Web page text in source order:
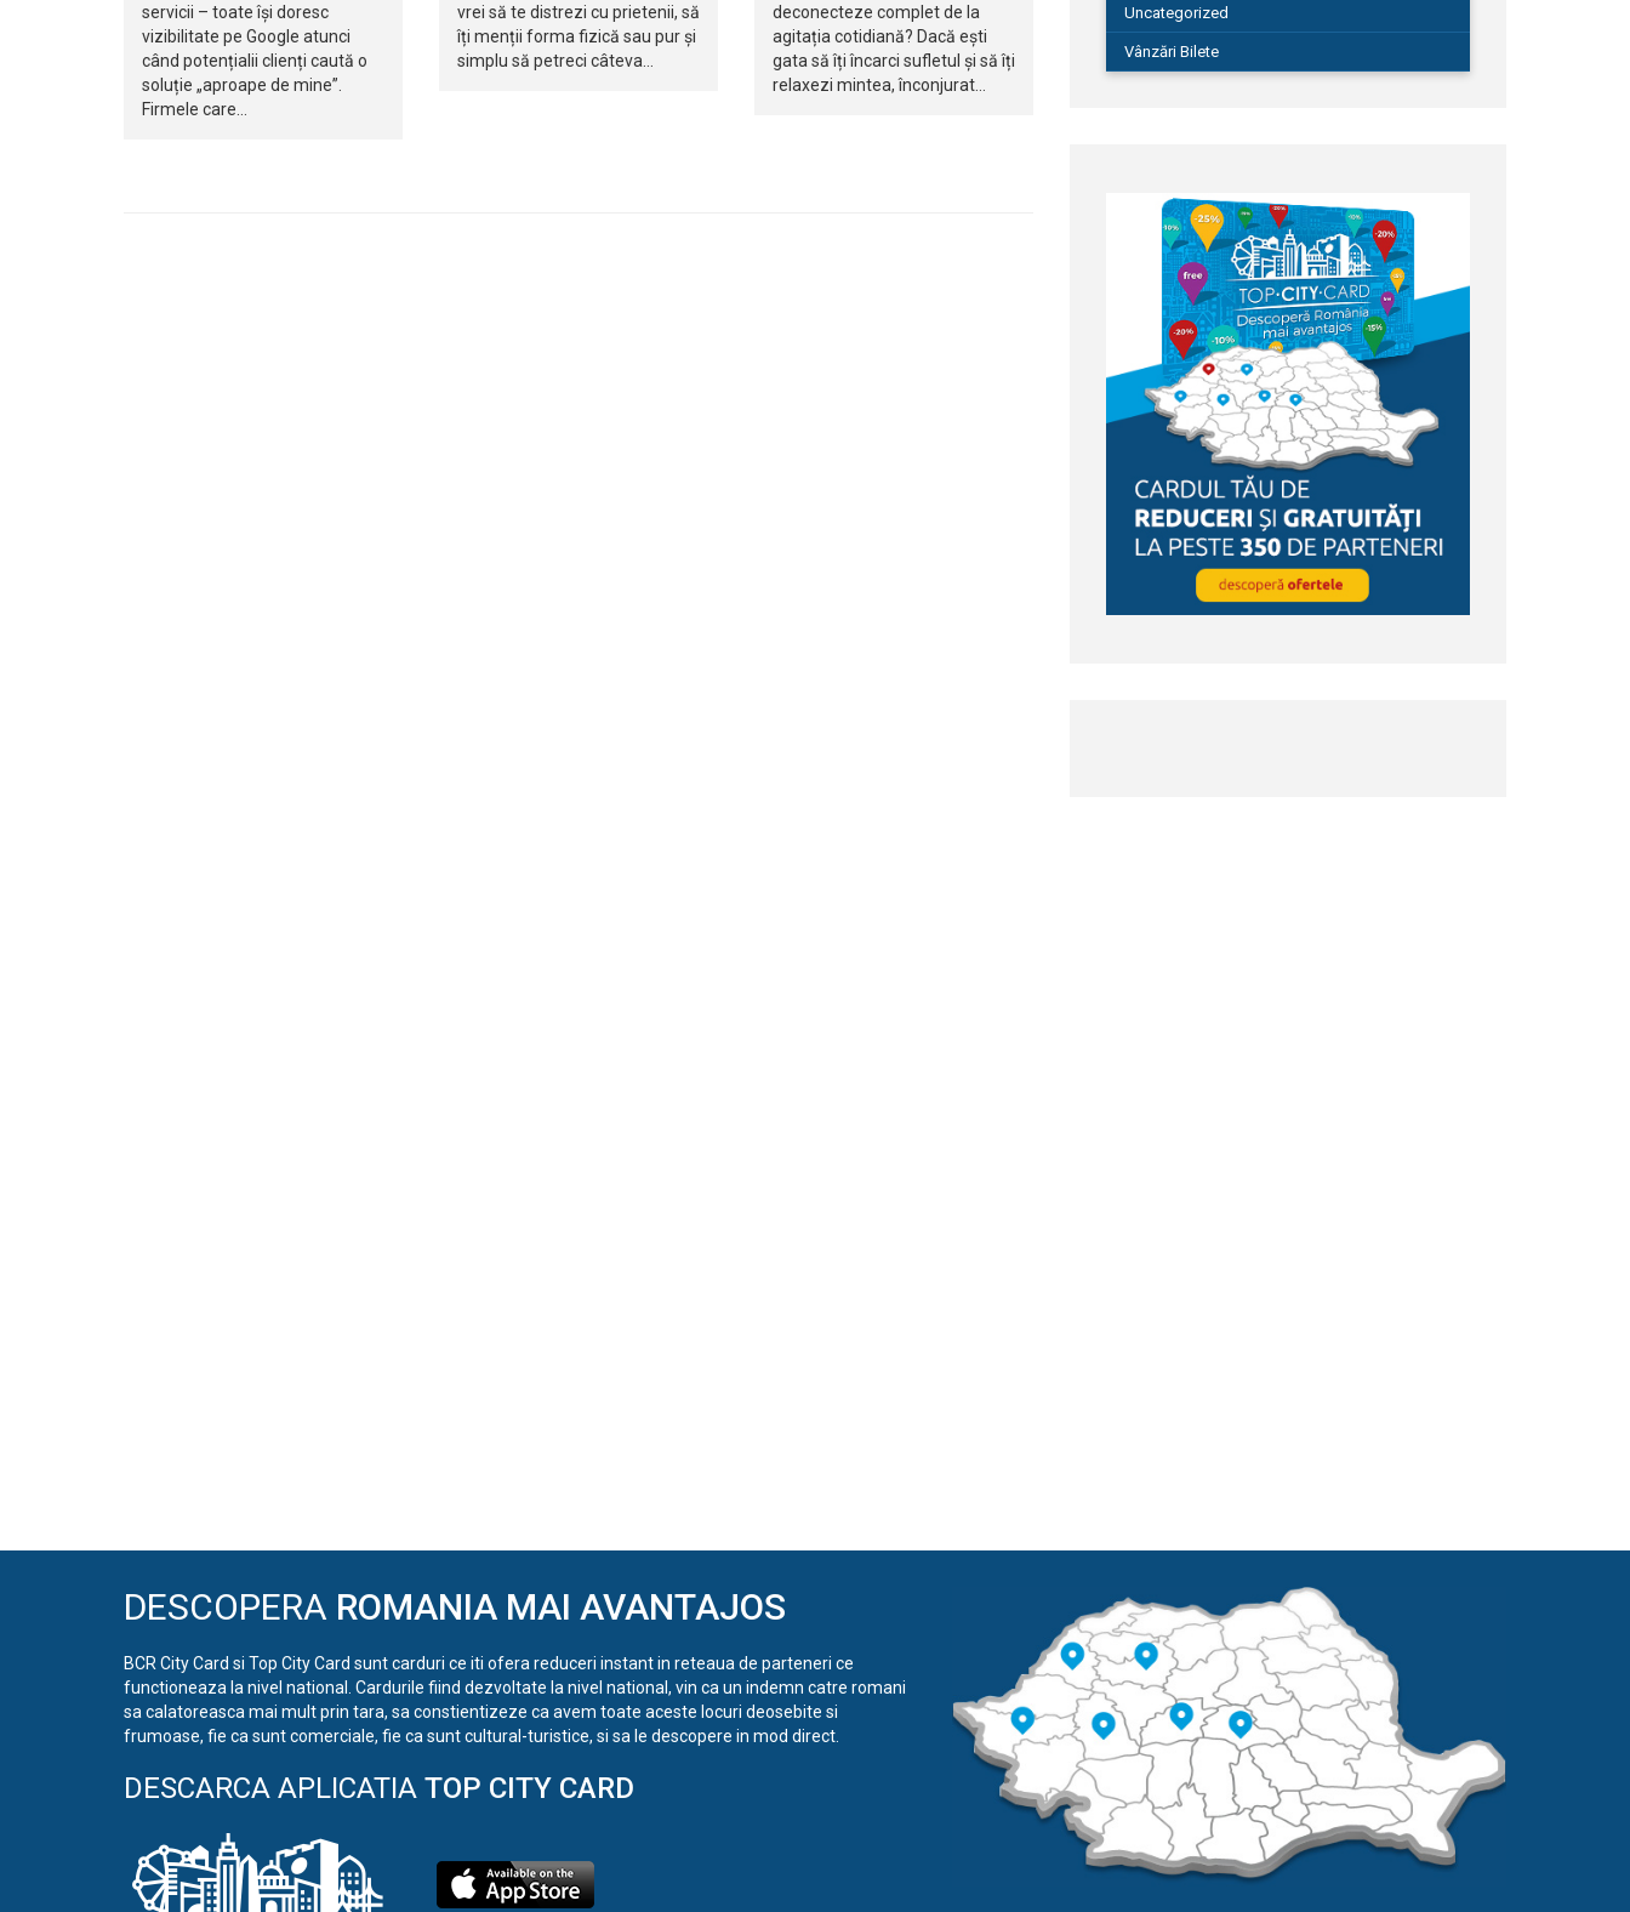
servicii – toate își doresc
vizibilitate pe Google atunci
când potențialii clienți caută o
soluție „aproape de mine”.
Firmele care…
vrei să te distrezi cu prietenii, să
îți menții forma fizică sau pur și
simplu să petreci câteva…
deconecteze complet de la
agitația cotidiană? Dacă ești
gata să îți încarci sufletul și să îți
relaxezi mintea, înconjurat…
Uncategorized
Vânzări Bilete
DESCOPERA ROMANIA MAI AVANTAJOS
BCR City Card si Top City Card sunt carduri ce iti ofera reduceri instant in reteaua de parteneri ce
functioneaza la nivel national. Cardurile fiind dezvoltate la nivel national, vin ca un indemn catre romani
sa calatoreasca mai mult prin tara, sa constientizeze ca avem toate aceste locuri deosebite si
frumoase, fie ca sunt comerciale, fie ca sunt cultural-turistice, si sa le descopere in mod direct.
DESCARCA APLICATIA TOP CITY CARD